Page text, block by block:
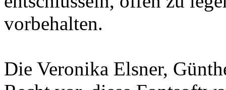
vorbehalten.
Die Veronika Elsner,